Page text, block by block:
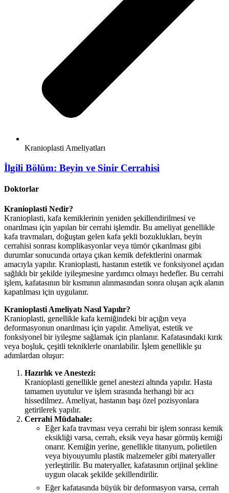
Kranioplasti Ameliyatları
İlgili Bölüm: Beyin ve Sinir Cerrahisi
Doktorlar
Kranioplasti Nedir?
Kranioplasti, kafa kemiklerinin yeniden şekillendirilmesi ve
onarılması için yapılan bir cerrahi işlemdir. Bu ameliyat genellikle
kafa travmaları, doğuştan gelen kafa şekli bozuklukları, beyin
cerrahisi sonrası komplikasyonlar veya tümör çıkarılması gibi
durumlar sonucunda ortaya çıkan kemik defektlerini onarmak
amacıyla yapılır. Kranioplasti, hastanın estetik ve fonksiyonel açıdan
sağlıklı bir şekilde iyileşmesine yardımcı olmayı hedefler. Bu cerrahi
işlem, kafatasının bir kısmının alınmasından sonra oluşan açık alanın
kapatılması için uygulanır.
Kranioplasti Ameliyatı Nasıl Yapılır?
Kranioplasti, genellikle kafa kemiğindeki bir açığın veya
deformasyonun onarılması için yapılır. Ameliyat, estetik ve
fonksiyonel bir iyileşme sağlamak için planlanır. Kafatasındaki kırık
veya boşluk, çeşitli tekniklerle onarılabilir. İşlem genellikle şu
adımlardan oluşur:
Hazırlık ve Anestezi:
Kranioplasti genellikle genel anestezi altında yapılır. Hasta
tamamen uyutulur ve işlem sırasında herhangi bir acı
hissedilmez. Ameliyat, hastanın başı özel pozisyonlara
getirilerek yapılır.
Cerrahi Müdahale:
Eğer kafa travması veya cerrahi bir işlem sonrası kemik
eksikliği varsa, cerrah, eksik veya hasar görmüş kemiği
onarır. Kemiğin yerine, genellikle titanyum, polietilen
veya biyouyumlu plastik malzemeler gibi materyaller
yerleştirilir. Bu materyaller, kafatasının orijinal şekline
uygun olacak şekilde şekillendirilir.
Eğer kafatasında büyük bir deformasyon varsa, cerrah